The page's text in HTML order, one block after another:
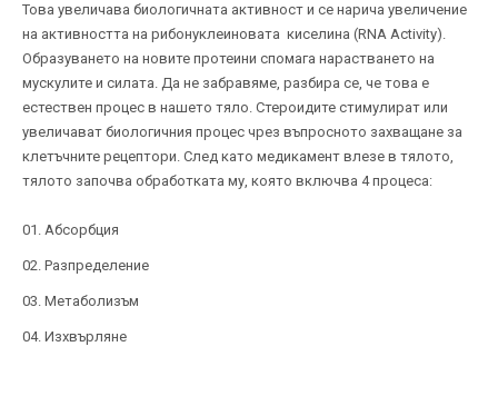
Това увеличава биологичната активност и се нарича увеличение
на активността на рибонуклеиновата киселина (RNA Activity).
Образуването на новите протеини спомага нарастването на
мускулите и силата. Да не забравяме, разбира се, че това е
естествен процес в нашето тяло. Стероидите стимулират или
увеличават биологичния процес чрез въпросното захващане за
клетъчните рецептори. След като медикамент влезе в тялото,
тялото започва обработката му, която включва 4 процеса:
Абсорбция
Разпределение
Метаболизъм
Изхвърляне